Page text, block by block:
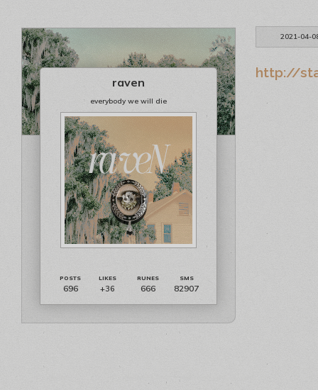
2021-04-
raven
everybody we will die
696 +36 666 82907
http://